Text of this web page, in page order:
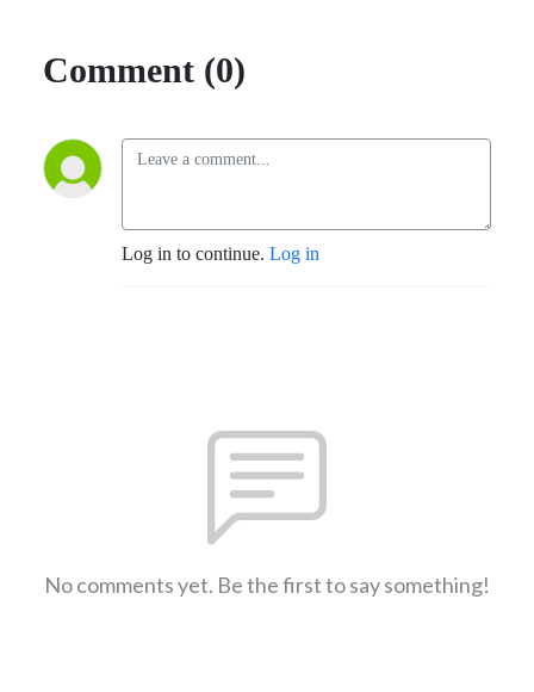
Comment (0)
Log in to continue. Log in
No comments yet. Be the first to say something!